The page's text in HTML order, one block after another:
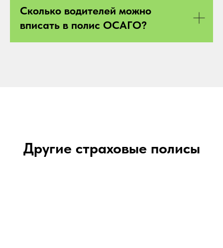
Сколько водителей можно
вписать в полис ОСАГО?
Другие страховые полисы